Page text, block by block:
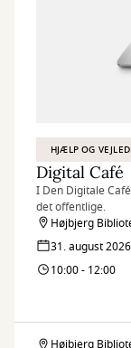
HJÆLP OG
Digital Café
I Den Digitale
det offentlige.
Højbjerg
31. august 2026
10:00 - 12:00
Højbjerg